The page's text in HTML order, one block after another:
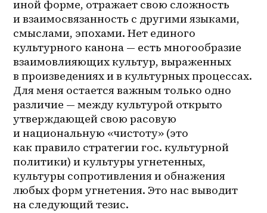
иной форме, отражает свою сложность
и взаимосвязанность с другими языками,
смыслами, эпохами. Нет единого
культурного канона — есть многообразие
взаимовлияющих культур, выраженных
в произведениях и в культурных процессах.
Для меня остается важным только одно
различие — между культурой открыто
утверждающей свою расовую
и национальную «чистоту» (это
как правило стратегии гос. культурной
политики) и культуры угнетенных,
культуры сопротивления и обнажения
любых форм угнетения. Это нас выводит
на следующий тезис.